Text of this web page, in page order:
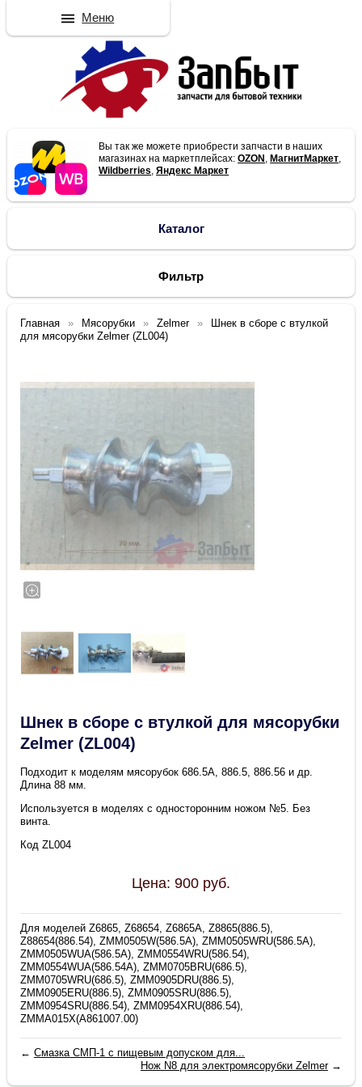
Вы так же можете приобрести запчасти в наших
магазинах на маркетплейсах:OZON , МагнитМаркет,
Wildberries,Яндекс Маркет
Каталог
Фильтр
Главная Мясорубки Zelmer
Шнек в сборе с втулкой
для мясорубки Zelmer (ZL004)
Шнек в сборе с втулкой для мясорубки
Zelmer (ZL004)
Подходит к моделям мясорубок 686.5A, 886.5, 886.56 и др.
Длина 88 мм.
Используется в моделях с односторонним ножом №5. Без
винта.
Код ZL004
Цена: 900 руб.
Для моделей Z6865, Z68654, Z6865A, Z8865(886.5),
Z88654(886.54), ZMM0505W(586.5A), ZMM0505WRU(586.5A),
ZMM0505WUA(586.5A), ZMM0554WRU(586.54),
ZMM0554WUA(586.54A), ZMM0705BRU(686.5),
ZMM0705WRU(686.5), ZMM0905DRU(886.5),
ZMM0905ERU(886.5), ZMM0905SRU(886.5),
ZMM0954SRU(886.54), ZMM0954XRU(886.54),
ZMMA015X(A861007.00)
←Смазка СМП-1 с пищевым допуском для...
Нож N8 для электромясорубки Zelmer→
Меню